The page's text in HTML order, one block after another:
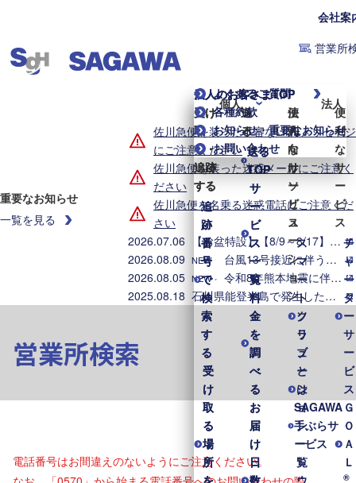
会社案
営業所
個人
個人のお客さまTOP
受け
取
る・
追跡
する
追
跡
番
号
で
検
索
す
る
受
け
取
る
場
所
を
送
る
送る
TOP
サ
ー
ビ
ス
一
覧
料
金
を
調
べ
る
お
届
け
日
数
便
利
な
サ
ー
ビ
ス
ス
マ
ー
ト
ク
ラ
ブ
と
は
SAGAWA
手ぶらサ
ービス
法人
法人のお客さまTOP
受け
取
る・
追跡
する
追
跡
番
号
で
検
索
す
る
受
け
取
る
場
所
を
送
る
送る
TOP
サ
ー
ビ
ス
一
覧
料
金
を
調
べ
る
お
届
け
日
数
法
人
向
け
ソ
リ
ュ
ー
シ
ョ
ン
ソ
リ
ュ
ー
シ
ョ
ン
一
覧
ウ
便
利
な
サ
ー
ビ
ス
チ
ャ
ー
タ
ー
サ
ー
ビ
ス
Ｇ
Ｏ
Ａ
Ｌ
®
よくあるご質問
各種約款
お知らせ・重要なお知らせ
お問い合わせ
重要なお知らせ
一覧を見る
佐川急便を装った不審なLINEメッセージ
にご注意ください
佐川急便を装った迷惑メールにご注意く
ださい
佐川急便を名乗る迷惑電話にご注意くだ
さい
2026.07.06
【お盆特設】【8/9～8/17】お盆期間中の集配業務のご案内
2026.08.09 NEW
台風13号接近に伴う集配業務への影響について（2026年8月9日8時時点）
2026.08.05 NEW
令和8年熊本地震に伴う集配への影響について（2026年8月5日8時時点）
2025.08.18
石川県能登半島で発生した地震・大雨に伴う配送への影響について
営業所検索
電話番号はお間違えのないようにご注意ください。